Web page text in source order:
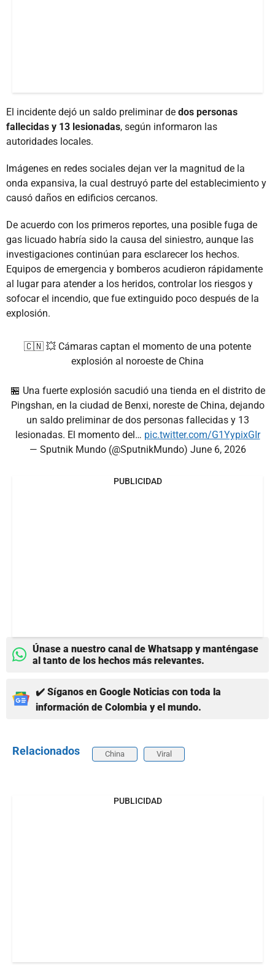
El incidente dejó un saldo preliminar de dos personas
fallecidas y 13 lesionadas, según informaron las
autoridades locales.
Imágenes en redes sociales dejan ver la magnitud de la
onda expansiva, la cual destruyó parte del establecimiento y
causó daños en edificios cercanos.
De acuerdo con los primeros reportes, una posible fuga de
gas licuado habría sido la causa del siniestro, aunque las
investigaciones continúan para esclarecer los hechos.
Equipos de emergencia y bomberos acudieron rápidamente
al lugar para atender a los heridos, controlar los riesgos y
sofocar el incendio, que fue extinguido poco después de la
explosión.
🇨🇳 💥 Cámaras captan el momento de una potente
explosión al noroeste de China
🏪 Una fuerte explosión sacudió una tienda en el distrito de
Pingshan, en la ciudad de Benxi, noreste de China, dejando
un saldo preliminar de dos personas fallecidas y 13
lesionadas. El momento del… pic.twitter.com/G1YypixGIr
— Sputnik Mundo (@SputnikMundo) June 6, 2026
PUBLICIDAD
Únase a nuestro canal de Whatsapp y manténgase
al tanto de los hechos más relevantes.
✔️ Síganos en Google Noticias con toda la
información de Colombia y el mundo.
Relacionados China Viral
PUBLICIDAD